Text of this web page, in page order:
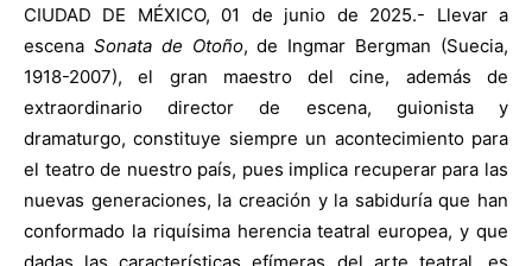
CIUDAD DE MÉXICO, 01 de junio de 2025.- Llevar a
escena Sonata de Otoño, de Ingmar Bergman (Suecia,
1918-2007), el gran maestro del cine, además de
extraordinario director de escena, guionista y
dramaturgo, constituye siempre un acontecimiento para
el teatro de nuestro país, pues implica recuperar para las
nuevas generaciones, la creación y la sabiduría que han
conformado la riquísima herencia teatral europea, y que
dadas las características efímeras del arte teatral, es